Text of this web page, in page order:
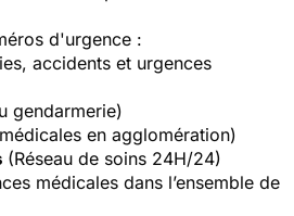
d'urgence :
accidents et urgences
gendarmerie)
en agglomération)
(Réseau de soins 24H/24)
médicales dans l’ensemble de